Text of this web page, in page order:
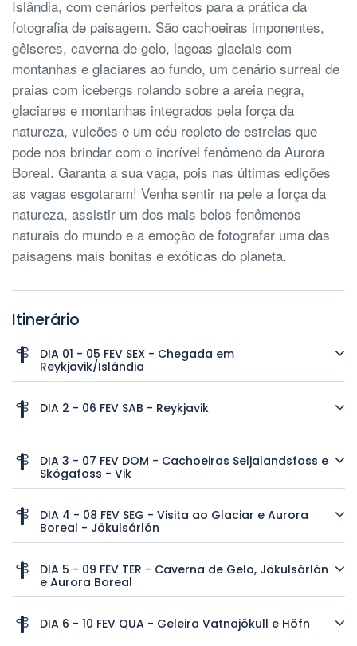
Islândia, com cenários perfeitos para a prática da
fotografia de paisagem. São cachoeiras imponentes,
gêiseres, caverna de gelo, lagoas glaciais com
montanhas e glaciares ao fundo, um cenário surreal de
praias com icebergs rolando sobre a areia negra,
glaciares e montanhas integrados pela força da
natureza, vulcões e um céu repleto de estrelas que
pode nos brindar com o incrível fenômeno da Aurora
Boreal. Garanta a sua vaga, pois nas últimas edições
as vagas esgotaram! Venha sentir na pele a força da
natureza, assistir um dos mais belos fenômenos
naturais do mundo e a emoção de fotografar uma das
paisagens mais bonitas e exóticas do planeta.
Itinerário
DIA 01 - 05 FEV SEX - Chegada em
Reykjavik/Islândia
Transfer coletivo (não incluso) via FlyBus ou
similar do aeroporto para o hotel e restante do
dia livre.
Pernoite em Hotel em Reykjavik.
DIA 2 - 06 FEV SAB - Reykjavik
Após o café da manhã, faremos uma
caminhada para explorar alguns pontos do
centro de Reykjavik– incluindo o centro de
DIA 3 - 07 FEV DOM - Cachoeiras Seljalandsfoss e
Skógafoss - Vik
DIA 4 - 08 FEV SEG - Visita ao Glaciar e Aurora
Boreal - Jökulsárlón
DIA 5 - 09 FEV TER - Caverna de Gelo, Jökulsárlón
e Aurora Boreal
DIA 6 - 10 FEV QUA - Geleira Vatnajökull e Höfn